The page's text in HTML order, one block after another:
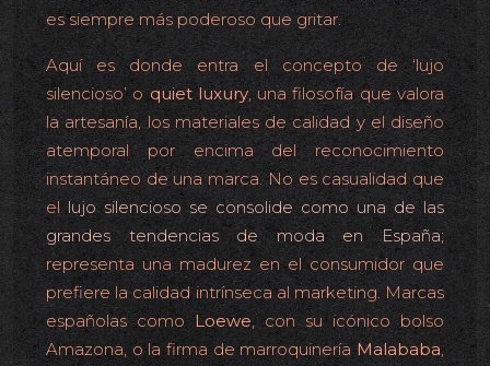
es siempre más poderoso que gritar.
Aquí es donde entra el concepto de ‘lujo
silencioso’ oquiet luxury, una filosofía que valora
la artesanía, los materiales de calidad y el diseño
atemporal por encima del reconocimiento
instantáneo de una marca. No es casualidad que
el lujo silencioso se consolide como una de las
grandes tendencias de moda en España;
representa una madurez en el consumidor que
prefiere la calidad intrínseca al marketing. Marcas
españolas comoLoewe, con su icónico bolso
Amazona, o la firma de marroquineríaMalababa,